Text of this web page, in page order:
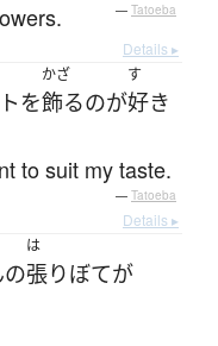
— Tatoeba
Details ▸
を
かざ
飾るのが
す
好き
to suit my taste.
— Tatoeba
Details ▸
の
は
張りぼてが